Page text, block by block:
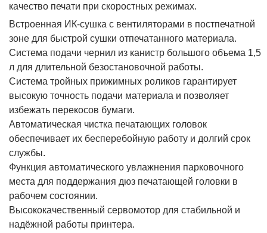
качество печати при скоростных режимах.
Встроенная ИК-сушка с вентиляторами в постпечатной
зоне для быстрой сушки отпечатанного материала.
Система подачи чернил из канистр большого объема 1,5
л для длительной безостановочной работы.
Система тройных прижимных роликов гарантирует
высокую точность подачи материала и позволяет
избежать перекосов бумаги.
Автоматическая чистка печатающих головок
обеспечивает их бесперебойную работу и долгий срок
службы.
Функция автоматического увлажнения парковочного
места для поддержания дюз печатающей головки в
рабочем состоянии.
Высококачественный сервомотор для стабильной и
надёжной работы принтера.